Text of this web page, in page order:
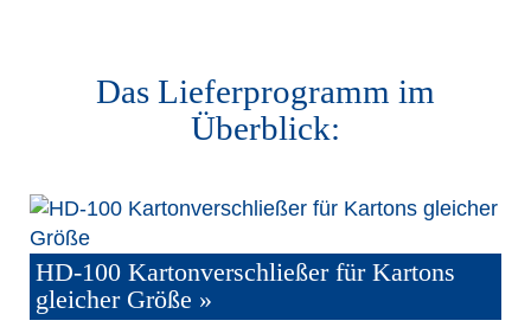
Das Lieferprogramm im
Überblick:
HD-100 Kartonverschließer für Kartons
gleicher Größe »